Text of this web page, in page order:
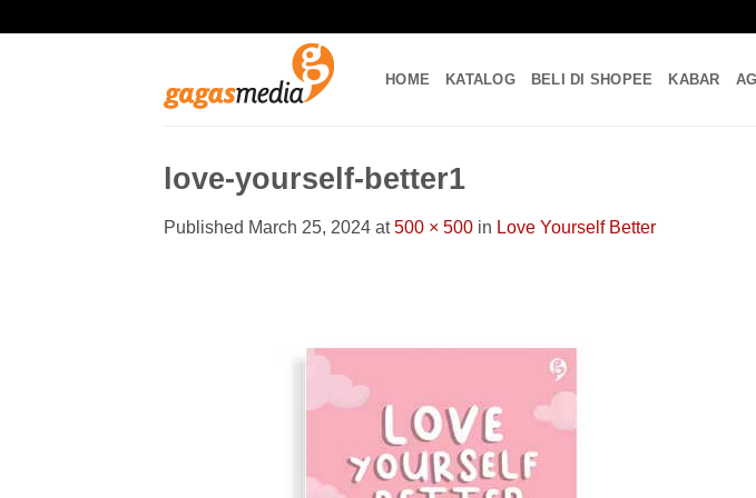
HOME KATALOG BELI DI SHOPEE KABAR
love-yourself-better1
Published March 25, 2024 at500 × 500 in Love Yourself Better